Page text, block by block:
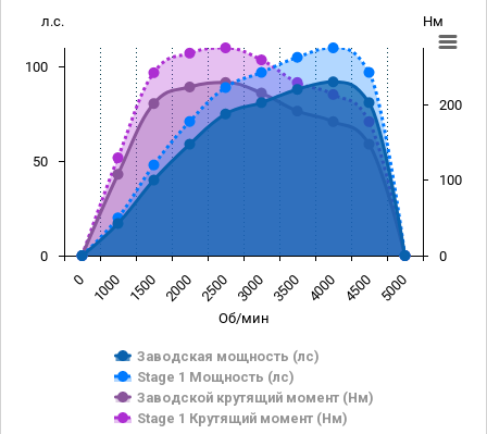
Об/мин
л.с. Нм
Заводская мощность (лс)
Stage 1 Мощность (лс)
Заводской крутящий момент (Нм)
Stage 1 Крутящий момент (Нм)
0 1000 1500 2000 2500 3000 3500 4000 4500 5000
0
50
100
0
100
200